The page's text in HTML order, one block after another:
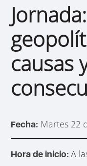
causas
Fecha: Martes 22
Hora de inicio:A